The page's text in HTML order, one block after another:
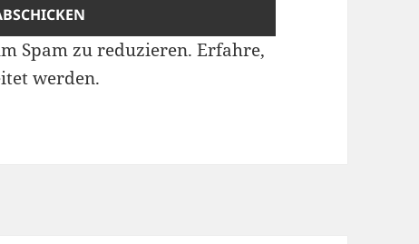
Spam zu reduzieren.Erfahre,
werden.